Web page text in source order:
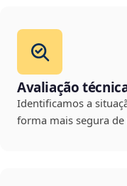
Avaliação
Identificamos a
forma mais segura de